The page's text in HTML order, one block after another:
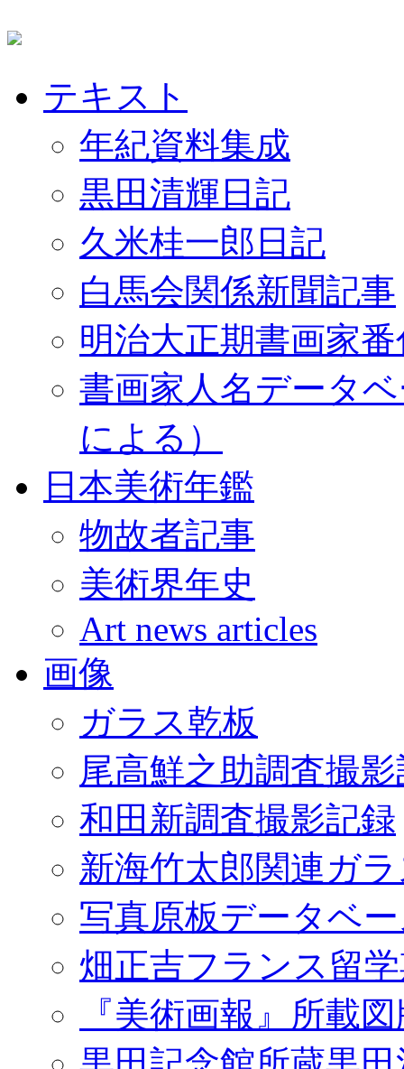
テキスト
年紀資料集成
黒田清輝日記
久米桂一郎日記
白馬会関係新聞記事
明治大正期書画家
書画家人名データ
による）
日本美術年鑑
物故者記事
美術界年史
Art news articles
画像
ガラス乾板
尾高鮮之助調査撮
和田新調査撮影記録
新海竹太郎関連ガ
写真原板データベ
畑正吉フランス留
『美術画報』所載